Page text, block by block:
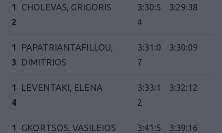
1
2
CHOLEVAS, GRIGORIS
3:30:5
4
3:29:38
1
3
PAPATRIANTAFILLOU,
DIMITRIOS
3:31:0
7
3:30:09
1
4
LEVENTAKI, ELENA
3:33:1
2
3:32:12
1
GKORTSOS, VASILEIOS
3:41:5
3:39:16